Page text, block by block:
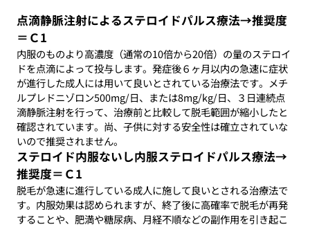
点滴静脈注射によるステロイドパルス療法→推奨度
＝Ｃ1
内服のものより高濃度（通常の10倍から20倍）の量のステロイ
ドを点滴によって投与します。発症後６ヶ月以内の急速に症状
が進行した成人には用いて良いとされている治療法です。メチ
ルプレドニゾロン500mg/日、または8mg/kg/日、３日連続点
滴静脈注射を行って、治療前と比較して脱毛範囲が縮小したと
確認されています。尚、子供に対する安全性は確立されていな
いので推奨されません。
ステロイド内服ないし内服ステロイドパルス療法→
推奨度＝Ｃ1
脱毛が急速に進行している成人に施して良いとされる治療法で
す。内服効果は認められますが、終了後に高確率で脱毛が再発
することや、肥満や糖尿病、月経不順などの副作用を引き起こ